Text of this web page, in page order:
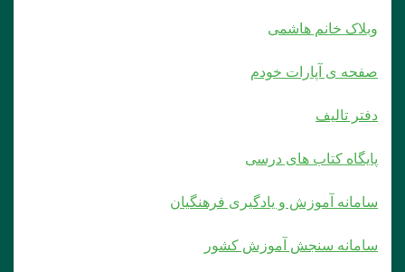
وبلاک خانم هاشمی
صفحه ی آپارات خودم
دفتر تالیف
پایگاه کتاب های درسی
سامانه آموزش و یادگیری فرهنگیان
سامانه سنجش آموزش کشور